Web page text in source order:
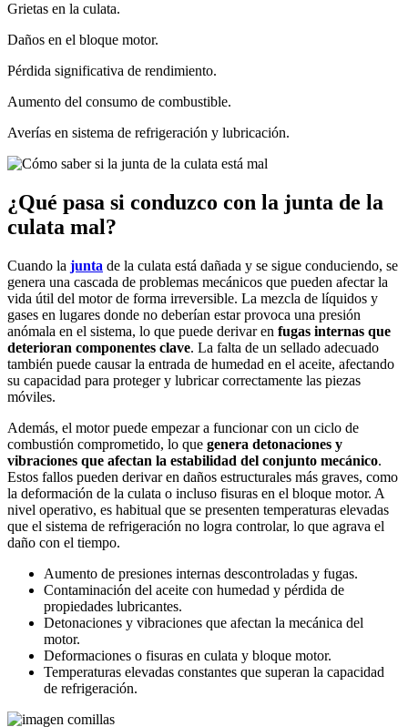
Grietas en la culata.
Daños en el bloque motor.
Pérdida significativa de rendimiento.
Aumento del consumo de combustible.
Averías en sistema de refrigeración y lubricación.
¿Qué pasa si conduzco con la junta de la
culata mal?
Cuando la junta de la culata está dañada y se sigue conduciendo, se
genera una cascada de problemas mecánicos que pueden afectar la
vida útil del motor de forma irreversible. La mezcla de líquidos y
gases en lugares donde no deberían estar provoca una presión
anómala en el sistema, lo que puede derivar en fugas internas que
deterioran componentes clave. La falta de un sellado adecuado
también puede causar la entrada de humedad en el aceite, afectando
su capacidad para proteger y lubricar correctamente las piezas
móviles.
Además, el motor puede empezar a funcionar con un ciclo de
combustión comprometido, lo que genera detonaciones y
vibraciones que afectan la estabilidad del conjunto mecánico.
Estos fallos pueden derivar en daños estructurales más graves, como
la deformación de la culata o incluso fisuras en el bloque motor. A
nivel operativo, es habitual que se presenten temperaturas elevadas
que el sistema de refrigeración no logra controlar, lo que agrava el
daño con el tiempo.
Aumento de presiones internas descontroladas y fugas.
Contaminación del aceite con humedad y pérdida de
propiedades lubricantes.
Detonaciones y vibraciones que afectan la mecánica del
motor.
Deformaciones o fisuras en culata y bloque motor.
Temperaturas elevadas constantes que superan la capacidad
de refrigeración.